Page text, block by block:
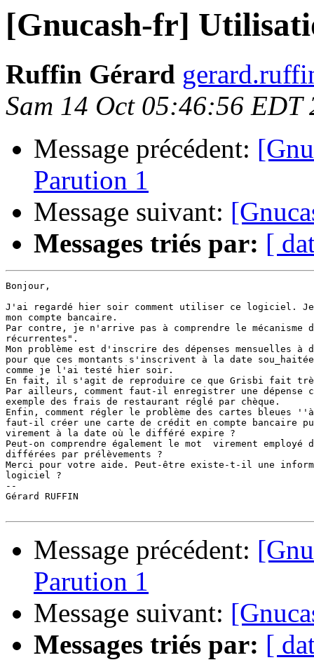
[Gnucash-fr]
Ruffin Gérard
Sam 14 Oct 05:46:56 EDT
Message précédent:
Parution 1
Message suivant:
Messages triés par: [
Bonjour,
J'ai regardé hier soir comment utiliser ce logiciel.
mon compte bancaire.
Par contre, je n'arrive pas à comprendre le
récurrentes".
Mon problème est d'inscrire des dépenses mensuelles à
pour que ces montants s'inscrivent à la date
comme je l'ai testé hier soir.
En fait, il s'agit de reproduire ce que Grisbi fait
Par ailleurs, comment faut-il enregistrer une dépense
exemple des frais de restaurant réglé par chèque.
Enfin, comment régler le problème des cartes bleues
faut-il créer une carte de crédit en compte bancaire
virement à la date où le différé expire ?
Peut-on comprendre également le mot  virement
différées par prélèvements ?
Merci pour votre aide. Peut-être existe-t-il une
logiciel ?
--
Gérard RUFFIN
Message précédent:
Parution 1
Message suivant:
Messages triés par: [